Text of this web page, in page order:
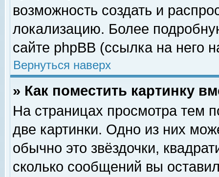
возможность создать и
локализацию. Более
сайте phpBB (ссылка на него
Вернуться наверх
» Как поместить картинку
На страницах просмотра тем
две картинки. Одно из них
обычно это звёздочки,
сколько сообщений вы